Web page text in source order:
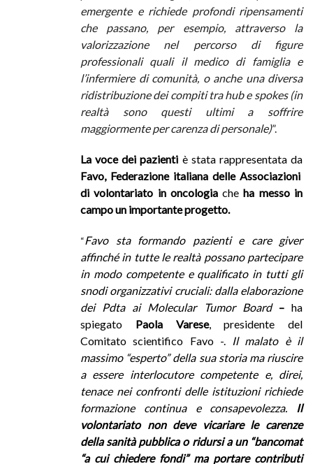
emergente e richiede profondi ripensamenti
che passano, per esempio, attraverso la
valorizzazione nel percorso di figure
professionali quali il medico di famiglia e
l’infermiere di comunità, o anche una diversa
ridistribuzione dei compiti tra hub e spokes (in
realtà sono questi ultimi a soffrire
maggiormente per carenza di personale)”.
La voce dei pazienti è stata rappresentata da
Favo, Federazione italiana delle Associazioni
di volontariato in oncologiacheha messo in
campo un importante progetto.
“Favo sta formando pazienti e care giver
affinché in tutte le realtà possano partecipare
in modo competente e qualificato in tutti gli
snodi organizzativi cruciali: dalla elaborazione
dei Pdta ai Molecular Tumor Board–ha
spiegato Paola Varese, presidente del
Comitato scientifico Favo -. Il malato è il
massimo “esperto” della sua storia ma riuscire
a essere interlocutore competente e, direi,
tenace nei confronti delle istituzioni richiede
formazione continua e consapevolezza.
Il
volontariato non deve vicariare le carenze
della sanità pubblica o ridursi a un “bancomat
“a cui chiedere fondi” ma portare contributi